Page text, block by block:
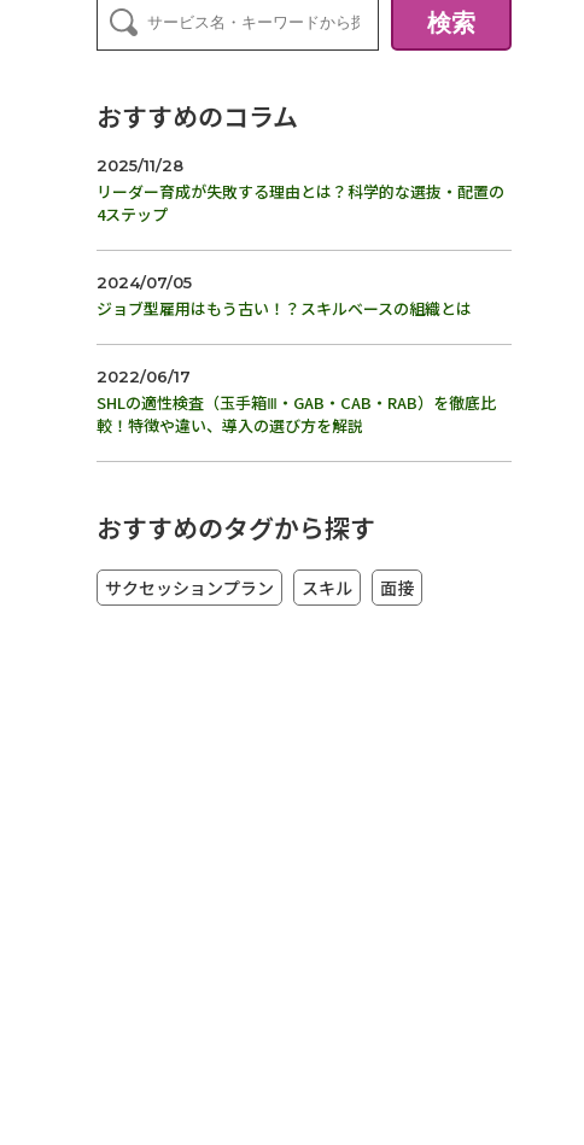
検索
おすすめのコラム
2025/11/28
リーダー育成が失敗する理由とは？科学的な選抜・配置の
4ステップ
2024/07/05
ジョブ型雇用はもう古い！？スキルベースの組織とは
2022/06/17
SHLの適性検査（玉手箱Ⅲ・GAB・CAB・RAB）を徹底比
較！特徴や違い、導入の選び方を解説
おすすめのタグから探す
サクセッションプラン スキル 面接